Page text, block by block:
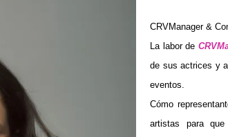
CRVManager &
La labor de
de sus actrices y
eventos.
Cómo
artistas para